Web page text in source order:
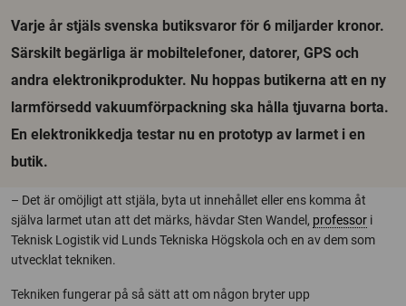
Varje år stjäls svenska butiksvaror för 6 miljarder kronor.
Särskilt begärliga är mobiltelefoner, datorer, GPS och
andra elektronikprodukter. Nu hoppas butikerna att en ny
larmförsedd vakuumförpackning ska hålla tjuvarna borta.
En elektronikkedja testar nu en prototyp av larmet i en
butik.
– Det är omöjligt att stjäla, byta ut innehållet eller ens komma åt
själva larmet utan att det märks, hävdar Sten Wandel, professor i
Teknisk Logistik vid Lunds Tekniska Högskola och en av dem som
utvecklat tekniken.
Tekniken fungerar på så sätt att om någon bryter upp